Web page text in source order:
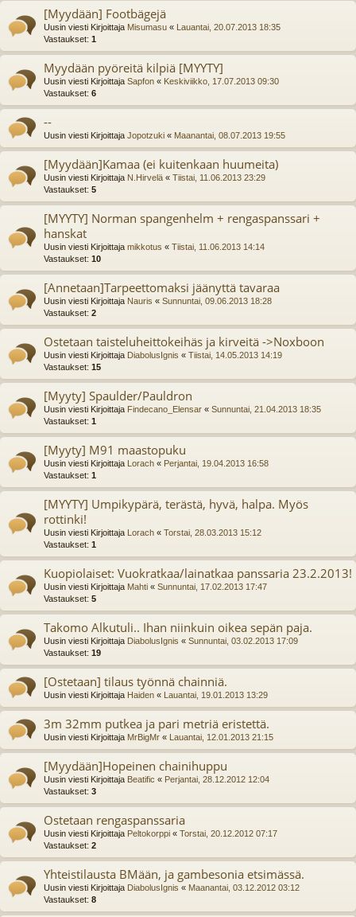
[Myydään] Footbägejä
Uusin viesti Kirjoittaja Misumasu « Lauantai, 20.07.2013 18:35
Vastaukset: 1
Myydään pyöreitä kilpiä [MYYTY]
Uusin viesti Kirjoittaja Sapfon « Keskiviikko, 17.07.2013 09:30
Vastaukset: 6
--
Uusin viesti Kirjoittaja Jopotzuki « Maanantai, 08.07.2013 19:55
[Myydään]Kamaa (ei kuitenkaan huumeita)
Uusin viesti Kirjoittaja N.Hirvelä « Tiistai, 11.06.2013 23:29
Vastaukset: 5
[MYYTY] Norman spangenhelm + rengaspanssari +
hanskat
Uusin viesti Kirjoittaja mikkotus « Tiistai, 11.06.2013 14:14
Vastaukset: 10
[Annetaan]Tarpeettomaksi jäänyttä tavaraa
Uusin viesti Kirjoittaja Nauris « Sunnuntai, 09.06.2013 18:28
Vastaukset: 2
Ostetaan taisteluheittokeihäs ja kirveitä ->Noxboon
Uusin viesti Kirjoittaja DiabolusIgnis « Tiistai, 14.05.2013 14:19
Vastaukset: 15
[Myyty] Spaulder/Pauldron
Uusin viesti Kirjoittaja Findecano_Elensar « Sunnuntai, 21.04.2013 18:35
Vastaukset: 1
[Myyty] M91 maastopuku
Uusin viesti Kirjoittaja Lorach « Perjantai, 19.04.2013 16:58
Vastaukset: 1
[MYYTY] Umpikypärä, terästä, hyvä, halpa. Myös
rottinki!
Uusin viesti Kirjoittaja Lorach « Torstai, 28.03.2013 15:12
Vastaukset: 1
Kuopiolaiset: Vuokratkaa/lainatkaa panssaria 23.2.2013!
Uusin viesti Kirjoittaja Mahti « Sunnuntai, 17.02.2013 17:47
Vastaukset: 5
Takomo Alkutuli.. Ihan niinkuin oikea sepän paja.
Uusin viesti Kirjoittaja DiabolusIgnis « Sunnuntai, 03.02.2013 17:09
Vastaukset: 19
[Ostetaan] tilaus työnnä chainniä.
Uusin viesti Kirjoittaja Haiden « Lauantai, 19.01.2013 13:29
3m 32mm putkea ja pari metriä eristettä.
Uusin viesti Kirjoittaja MrBigMr « Lauantai, 12.01.2013 21:15
[Myydään]Hopeinen chainihuppu
Uusin viesti Kirjoittaja Beatific « Perjantai, 28.12.2012 12:04
Vastaukset: 3
Ostetaan rengaspanssaria
Uusin viesti Kirjoittaja Peltokorppi « Torstai, 20.12.2012 07:17
Vastaukset: 2
Yhteistilausta BMään, ja gambesonia etsimässä.
Uusin viesti Kirjoittaja DiabolusIgnis « Maanantai, 03.12.2012 03:12
Vastaukset: 8